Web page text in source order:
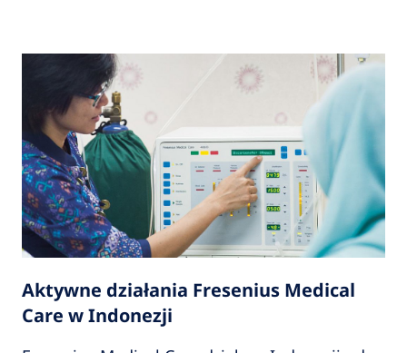
Aktywne działania Fresenius Medical
Care w Indonezji